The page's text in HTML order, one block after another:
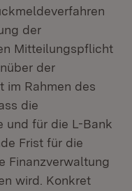
der
Mitteilungspflicht
der
im Rahmen des
die
und für die L-Bank
Frist für die
Finanzverwaltung
wird. Konkret